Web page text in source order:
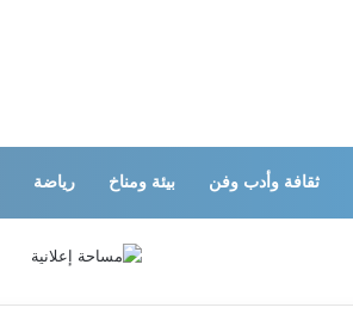
ثقافة وأدب وفن بيئة ومناخ رياضة